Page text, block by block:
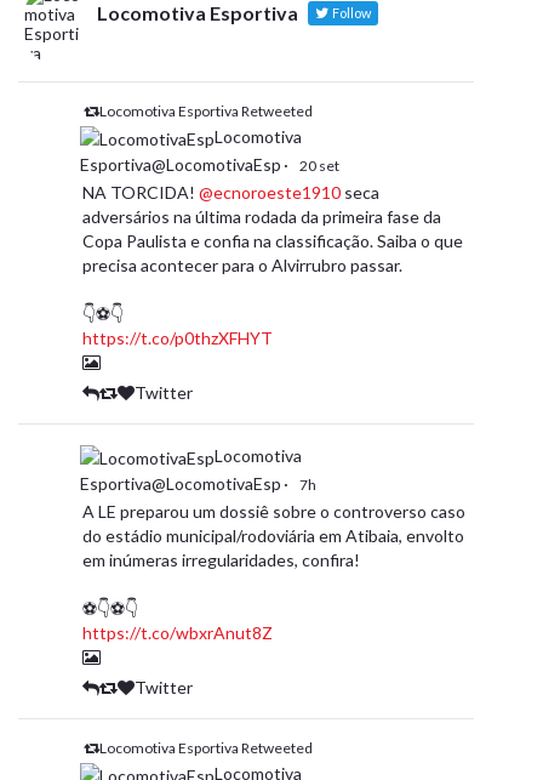
Locomotiva Esportiva Follow
Locomotiva Esportiva Retweeted
Locomotiva
Esportiva@LocomotivaEsp · 20 set
NA TORCIDA! @ecnoroeste1910 seca
adversários na última rodada da primeira fase da
Copa Paulista e confia na classificação. Saiba o que
precisa acontecer para o Alvirrubro passar.
👇⚽️👇
https://t.co/p0thzXFHYT
Twitter
Locomotiva
Esportiva@LocomotivaEsp · 7h
A LE preparou um dossiê sobre o controverso caso
do estádio municipal/rodoviária em Atibaia, envolto
em inúmeras irregularidades, confira!
⚽👇⚽👇
https://t.co/wbxrAnut8Z
Twitter
Locomotiva Esportiva Retweeted
Locomotiva